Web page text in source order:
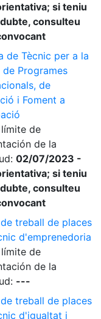
si teniu
consulteu
de Tècnic per a la
Programes
de
i Foment a
límite de
de la
02/07/2023 -
si teniu
consulteu
treball de places
d'emprenedoria
límite de
de la
---
treball de places
d'igualtat i